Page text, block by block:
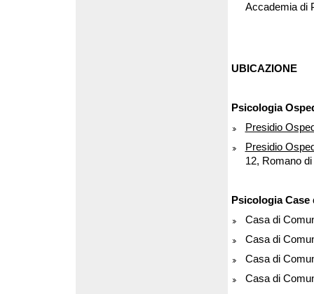
Accademia di
UBICAZIONE
Psicologia
Presidio
Presidio
12, Romano
Psicologia Case
Casa di
Casa di
Casa di
Casa di